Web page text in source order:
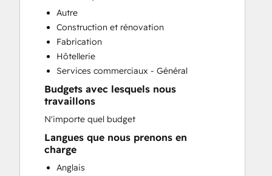
Full Inbound Marketing Services
Paid Advertising
Programmable Automation
Sales and Marketing Alignment
Sales Enablement
Website Design
Autre
Construction et rénovation
Fabrication
Hôtellerie
Services commerciaux - Général
Budgets avec lesquels nous
travaillons
N'importe quel budget
Langues que nous prenons en
charge
Anglais